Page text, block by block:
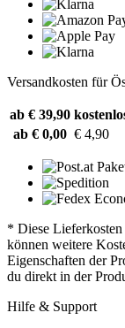
Versandkosten für
ab € 39,90
ab € 0,00 € 4,90
* Diese Lieferkosten
können weitere
Eigenschaften der
du direkt in der
Hilfe & Support